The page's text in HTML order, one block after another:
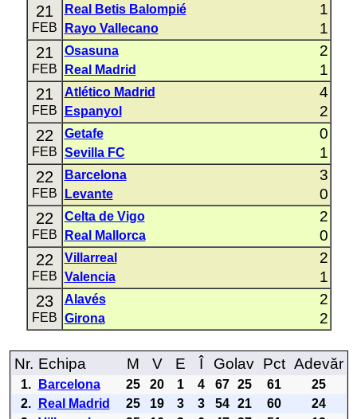
21
FEB
Real Betis Balompié 1
Rayo Vallecano 1
21
FEB
Osasuna 2
Real Madrid 1
21
FEB
Atlético Madrid 4
Espanyol 2
22
FEB
Getafe 0
Sevilla FC 1
22
FEB
Barcelona 3
Levante 0
22
FEB
Celta de Vigo 2
Real Mallorca 0
22
FEB
Villarreal 2
Valencia 1
23
FEB
Alavés 2
Girona 2
Nr. Echipa M V E Î Golav Pct Adevăr
1. Barcelona 25 20 1 4 67 25 61
25
2.
Real Madrid 25 19 3 3 54 21 60
24